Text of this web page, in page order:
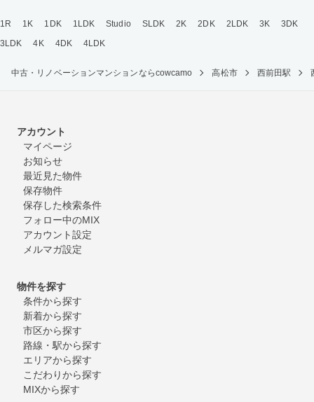
1R 1K 1DK 1LDK Studio SLDK 2K 2DK 2LDK 3K
3DK
3LDK
4K 4DK 4LDK
中古・リノベーションマンションならcowcamo 高松市 西前田駅
アカウント
マイページ
お知らせ
最近見た物件
保存物件
保存した検索条件
フォロー中のMIX
アカウント設定
メルマガ設定
物件を探す
条件から探す
新着から探す
市区から探す
路線・駅から探す
エリアから探す
こだわりから探す
MIXから探す